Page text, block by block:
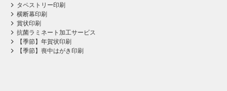
タペストリー印刷
横断幕印刷
賞状印刷
抗菌ラミネート加工サービス
【季節】年賀状印刷
【季節】喪中はがき印刷